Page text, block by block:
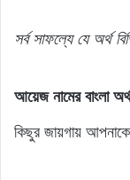
সর্ব সাফল্যেযে অর্থ
আয়েজ নামের বাংলা
কিছুর জায়গায়